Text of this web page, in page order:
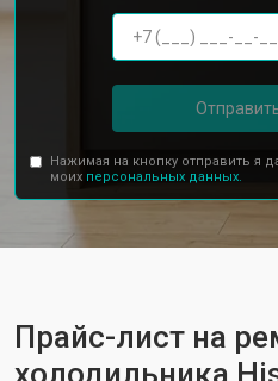
Нажимая на кнопку отправить я
моих персональных данных.
Прайс-лист на
холодильника